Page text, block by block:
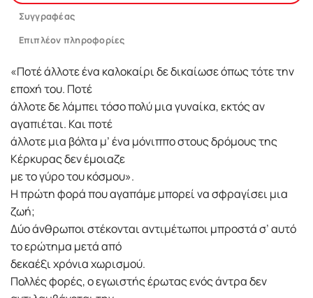
Συγγραφέας
Επιπλέον πληροφορίες
«Ποτέ άλλοτε ένα καλοκαίρι δε δικαίωσε όπως τότε την
εποχή του. Ποτέ
άλλοτε δε λάμπει τόσο πολύ μια γυναίκα, εκτός αν
αγαπιέται. Και ποτέ
άλλοτε μια βόλτα μ’ ένα μόνιππο στους δρόμους της
Κέρκυρας δεν έμοιαζε
με το γύρο του κόσμου».
Η πρώτη φορά που αγαπάμε μπορεί να σφραγίσει μια
ζωή;
Δύο άνθρωποι στέκονται αντιμέτωποι μπροστά σ’ αυτό
το ερώτημα μετά από
δεκαέξι χρόνια χωρισμού.
Πολλές φορές, ο εγωιστής έρωτας ενός άντρα δεν